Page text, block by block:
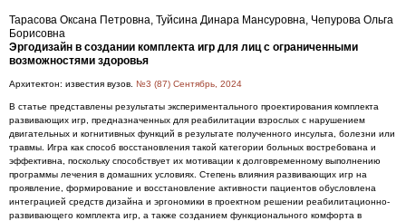
Тарасова Оксана Петровна, Туйсина Динара Мансуровна, Чепурова Ольга
Борисовна
Эргодизайн в создании комплекта игр для лиц с ограниченными
возможностями здоровья
Архитектон: известия вузов. №3 (87) Сентябрь, 2024
В статье представлены результаты экспериментального проектирования комплекта
развивающих игр, предназначенных для реабилитации взрослых с нарушением
двигательных и когнитивных функций в результате полученного инсульта, болезни или
травмы. Игра как способ восстановления такой категории больных востребована и
эффективна, поскольку способствует их мотивации к долговременному выполнению
программы лечения в домашних условиях. Степень влияния развивающих игр на
проявление, формирование и восстановление активности пациентов обусловлена
интеграцией средств дизайна и эргономики в проектном решении реабилитационно-
развивающего комплекта игр, а также созданием функционального комфорта в